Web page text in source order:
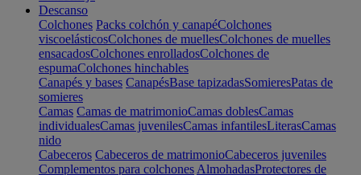
Descanso
Colchones Packs colchón y canapéColchones
viscoelásticosColchones de muellesColchones de muelles
ensacadosColchones enrolladosColchones de
espumaColchones hinchables
Canapés y bases CanapésBase tapizadasSomieresPatas de
somieres
Camas Camas de matrimonioCamas doblesCamas
individualesCamas juvenilesCamas infantilesLiterasCamas
nido
Cabeceros Cabeceros de matrimonioCabeceros juveniles
Complementos para colchones AlmohadasProtectores de